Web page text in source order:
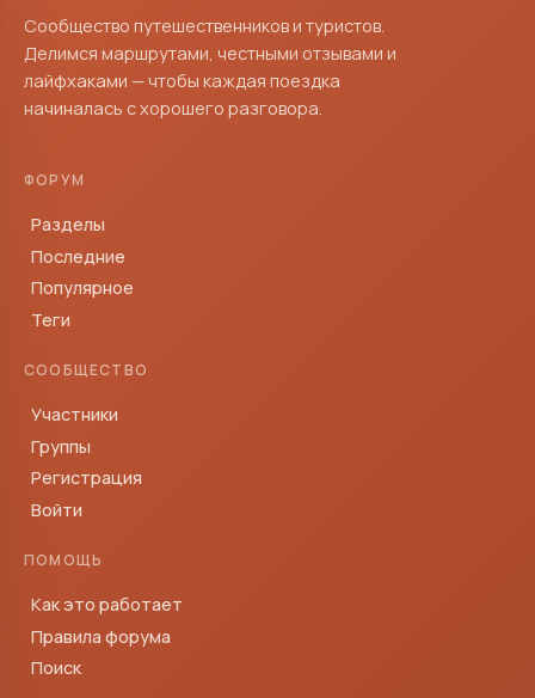
Сообщество путешественников и туристов.
Делимся маршрутами, честными отзывами и
лайфхаками — чтобы каждая поездка
начиналась с хорошего разговора.
ФОРУМ
Разделы
Последние
Популярное
Теги
СООБЩЕСТВО
Участники
Группы
Регистрация
Войти
ПОМОЩЬ
Как это работает
Правила форума
Поиск